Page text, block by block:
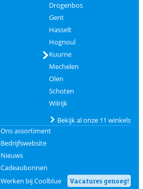
Drogenbos
Gent
Hasselt
Hognoul
Kuurne
Mechelen
Olen
Schoten
Wilrijk
Bekijk al onze 11 winkels
Ons assortiment
Bedrijfswebsite
Nieuws
Cadeaubonnen
Werken bij Coolblue
Vacatures genoeg!